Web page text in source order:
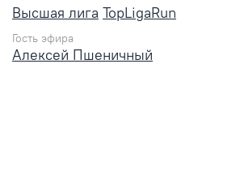
Высшая лига TopLigaRun
Гость эфира
Алексей Пшеничный